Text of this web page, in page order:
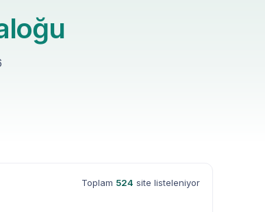
Toplam 524 site listeleniyor